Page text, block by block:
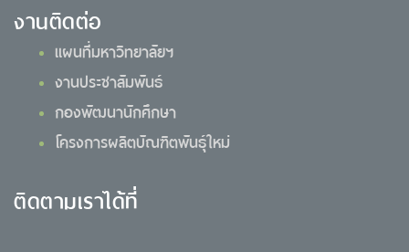
งานติดต่อ
แผนที่มหาวิทยาลัยฯ
งานประชาสัมพันธ์
กองพัฒนานักศึกษา
โครงการผลิตบัณฑิตพันธุ์ใหม่
ติดตามเราได้ที่